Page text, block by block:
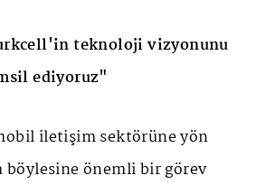
teknoloji vizyonunu
ediyoruz"
iletişim sektörüne yön
önemli bir görev